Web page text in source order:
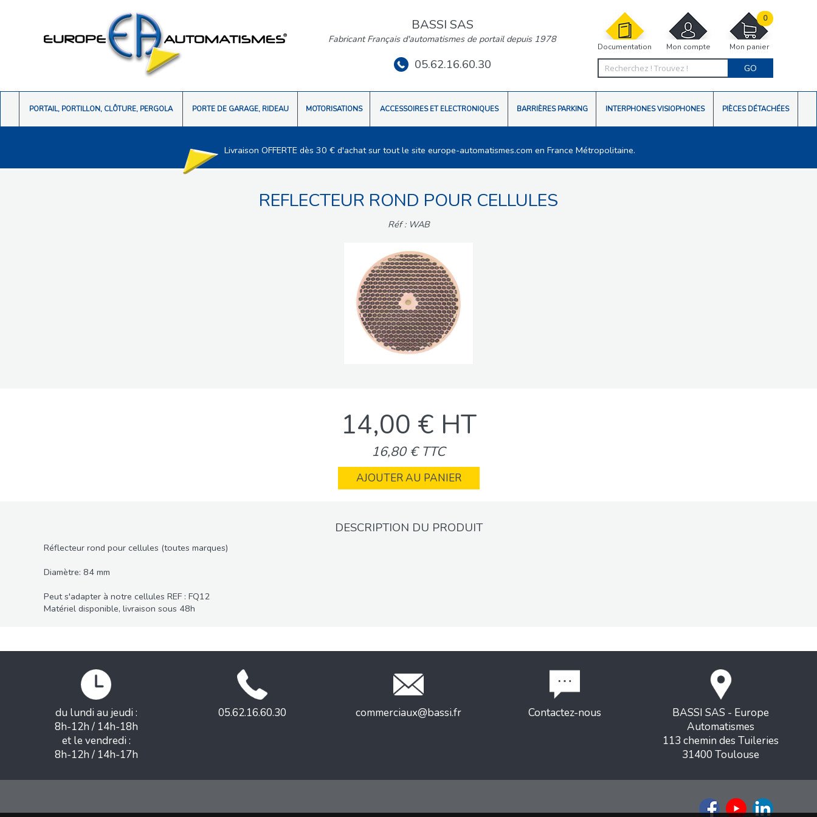
Documentation Mon compte Mon panier
0
GO
BASSI SAS
Fabricant Français d'automatismes de portail depuis 1978
05.62.16.60.30
PORTAIL, PORTILLON, CLÔTURE, PERGOLA PORTE DE GARAGE, RIDEAU MOTORISATIONS ACCESSOIRES ET ELECTRONIQUES BARRIÈRES PARKING INTERPHONES VISIOPHONES PIÈCES DÉTACHÉES
Livraison OFFERTE dès 30 € d'achat sur tout le site europe-automatismes.com en France Métropolitaine.
REFLECTEUR ROND POUR CELLULES
Réf : WAB
14,00 € HT
16,80 € TTC
AJOUTER AU PANIER
DESCRIPTION DU PRODUIT
Réflecteur rond pour cellules (toutes marques)
Diamètre: 84 mm
Peut s'adapter à notre cellules REF : FQ12
Matériel disponible, livraison sous 48h
du lundi au jeudi :
8h-12h / 14h-18h
et le vendredi :
8h-12h / 14h-17h
05.62.16.60.30 commerciaux@bassi.fr Contactez-nous
BASSI SAS - Europe
Automatismes
113 chemin des Tuileries
31400 Toulouse